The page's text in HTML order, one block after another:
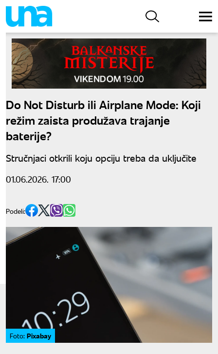
Do Not Disturb ili Airplane Mode: Koji
režim zaista produžava trajanje
baterije?
Stručnjaci otkrili koju opciju treba da uključite
01.06.2026. 17:00
Podeli:
Foto: Pixabay